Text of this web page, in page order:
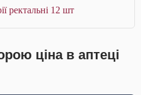
ректальні 12 шт
ціна в аптеці